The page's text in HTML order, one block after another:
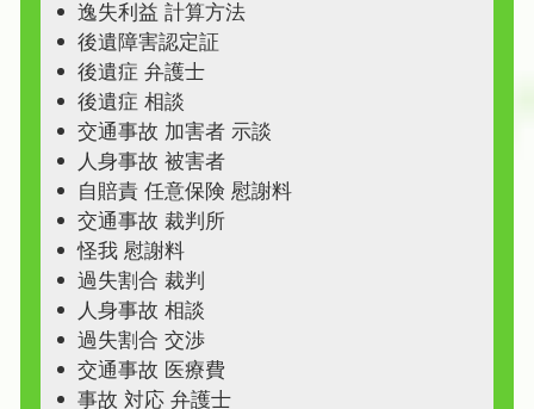
逸失利益 計算方法
後遺障害認定証
後遺症 弁護士
後遺症 相談
交通事故 加害者 示談
人身事故 被害者
自賠責 任意保険 慰謝料
交通事故 裁判所
怪我 慰謝料
過失割合 裁判
人身事故 相談
過失割合 交渉
交通事故 医療費
事故 対応 弁護士